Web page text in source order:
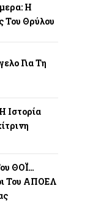
Η
Του Θρύλου
Για Τη
ΘΟΪ…
Του ΑΠΟΕΛ